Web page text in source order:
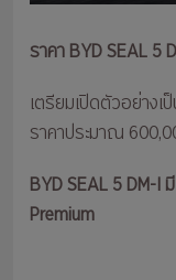
ราคา BYD SEAL 5
เตรียมเปิดตัวอย่าง
ราคาประมาณ
BYD SEAL 5 DM-I
Premium